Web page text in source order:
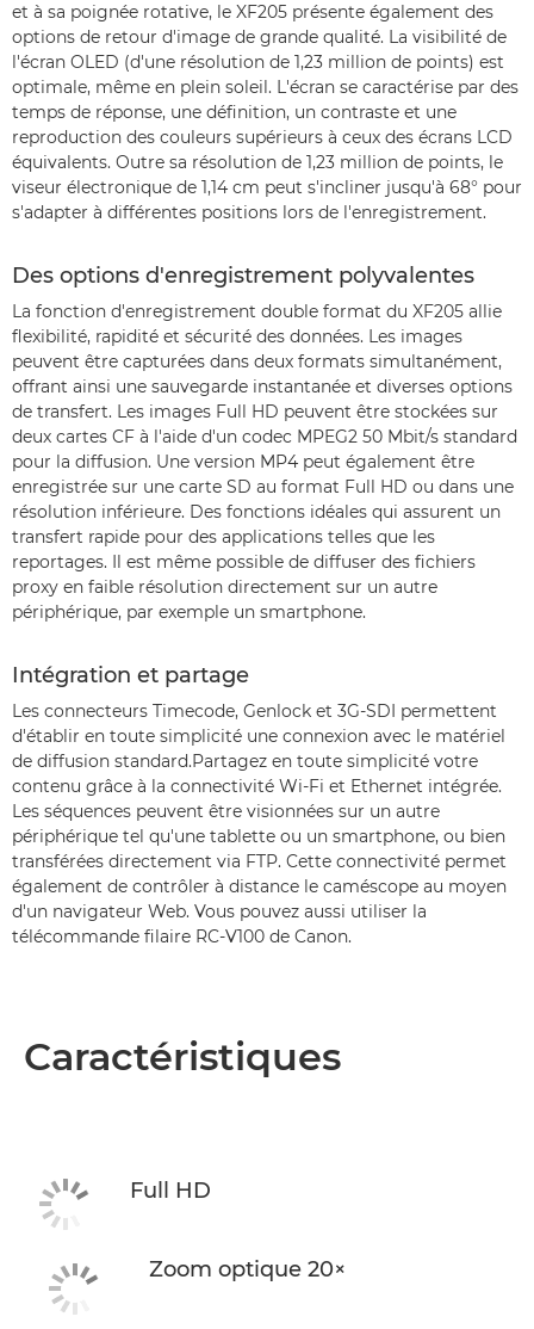
et à sa poignée rotative, le XF205 présente également des
options de retour d'image de grande qualité. La visibilité de
l'écran OLED (d'une résolution de 1,23 million de points) est
optimale, même en plein soleil. L'écran se caractérise par des
temps de réponse, une définition, un contraste et une
reproduction des couleurs supérieurs à ceux des écrans LCD
équivalents. Outre sa résolution de 1,23 million de points, le
viseur électronique de 1,14 cm peut s'incliner jusqu'à 68° pour
s'adapter à différentes positions lors de l'enregistrement.
Des options d'enregistrement polyvalentes
La fonction d'enregistrement double format du XF205 allie
flexibilité, rapidité et sécurité des données. Les images
peuvent être capturées dans deux formats simultanément,
offrant ainsi une sauvegarde instantanée et diverses options
de transfert. Les images Full HD peuvent être stockées sur
deux cartes CF à l'aide d'un codec MPEG2 50 Mbit/s standard
pour la diffusion. Une version MP4 peut également être
enregistrée sur une carte SD au format Full HD ou dans une
résolution inférieure. Des fonctions idéales qui assurent un
transfert rapide pour des applications telles que les
reportages. Il est même possible de diffuser des fichiers
proxy en faible résolution directement sur un autre
périphérique, par exemple un smartphone.
Intégration et partage
Les connecteurs Timecode, Genlock et 3G-SDI permettent
d'établir en toute simplicité une connexion avec le matériel
de diffusion standard.Partagez en toute simplicité votre
contenu grâce à la connectivité Wi-Fi et Ethernet intégrée.
Les séquences peuvent être visionnées sur un autre
périphérique tel qu'une tablette ou un smartphone, ou bien
transférées directement via FTP. Cette connectivité permet
également de contrôler à distance le caméscope au moyen
d'un navigateur Web. Vous pouvez aussi utiliser la
télécommande filaire RC-V100 de Canon.
Caractéristiques
Full HD
Zoom optique 20×